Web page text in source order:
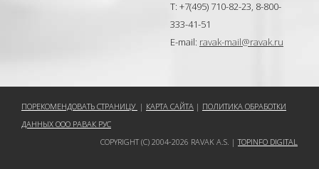
T: +7(495) 710-82-23, 8-800-
333-41-51
E-mail: ravak-mail@ravak.ru
ПОРЕКОМЕНДОВАТЬ СТРАНИЦУ | КАРТА САЙТА | ПОЛИТИКА ОБРАБОТКИ
ДАННЫХ ООО РАВАК РУС
COPYRIGHT (C) 2004-2026 RAVAK A.S. |TOPINFO DIGITAL